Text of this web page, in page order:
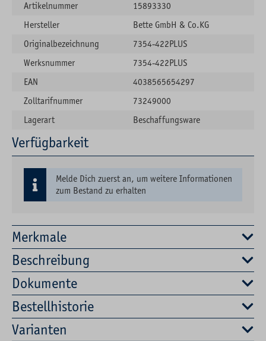
Merkmale
Beschreibung
Dokumente
Bestellhistorie
Varianten
Artikelnummer
15893330
Hersteller
Bette GmbH & Co.KG
Originalbezeichnung
7354-422PLUS
Werksnummer
7354-422PLUS
EAN
4038565654297
Zolltarifnummer
73249000
Lagerart
Beschaffungsware
Verfügbarkeit
Melde Dich zuerst an, um weitere Informationen
zum Bestand zu erhalten